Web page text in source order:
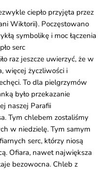
ciepło przyjęta przez
Wiktorii). Poczęstowano
symbolikę i moc łączenia
serc
raz jeszcze uwierzyć, że w
więcej życzliwości i
To dla pielgrzymów
było przekazanie
naszej Parafii
Tym chlebem zostaliśmy
w niedzielę. Tym samym
serc, którzy niosą
Ofiara, nawet największa
bezowocna. Chleb z